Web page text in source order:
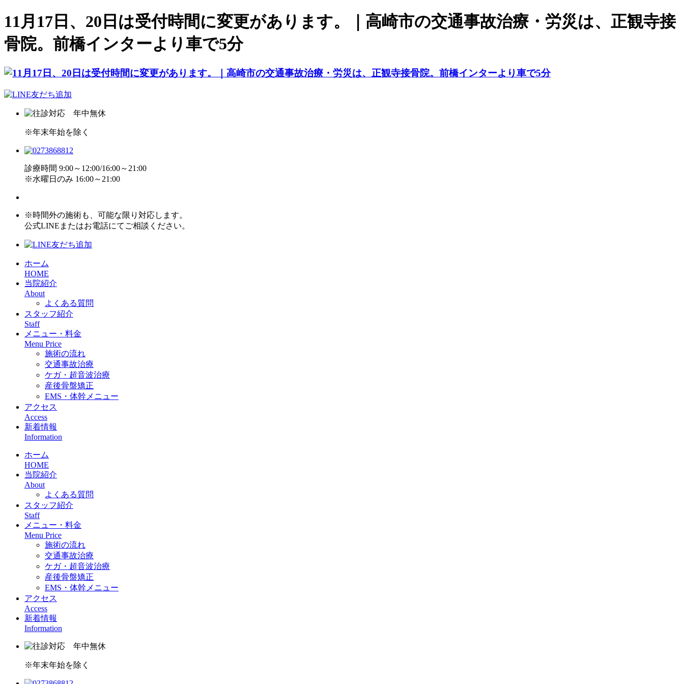
11月17日、20日は受付時間に変更があります。｜高崎市の交通事故治療・労災は、正観寺接
骨院。前橋インターより車で5分
※年末年始を除く
診療時間 9:00～12:00/16:00～21:00
※水曜日のみ 16:00～21:00
※時間外の施術も、可能な限り対応します。
公式LINEまたはお電話にてご相談ください。
ホーム
HOME
当院紹介
About
よくある質問
スタッフ紹介
Staff
メニュー・料金
Menu Price
施術の流れ
交通事故治療
ケガ・超音波治療
産後骨盤矯正
EMS・体幹メニュー
アクセス
Access
新着情報
Information
ホーム
HOME
当院紹介
About
よくある質問
スタッフ紹介
Staff
メニュー・料金
Menu Price
施術の流れ
交通事故治療
ケガ・超音波治療
産後骨盤矯正
EMS・体幹メニュー
アクセス
Access
新着情報
Information
※年末年始を除く